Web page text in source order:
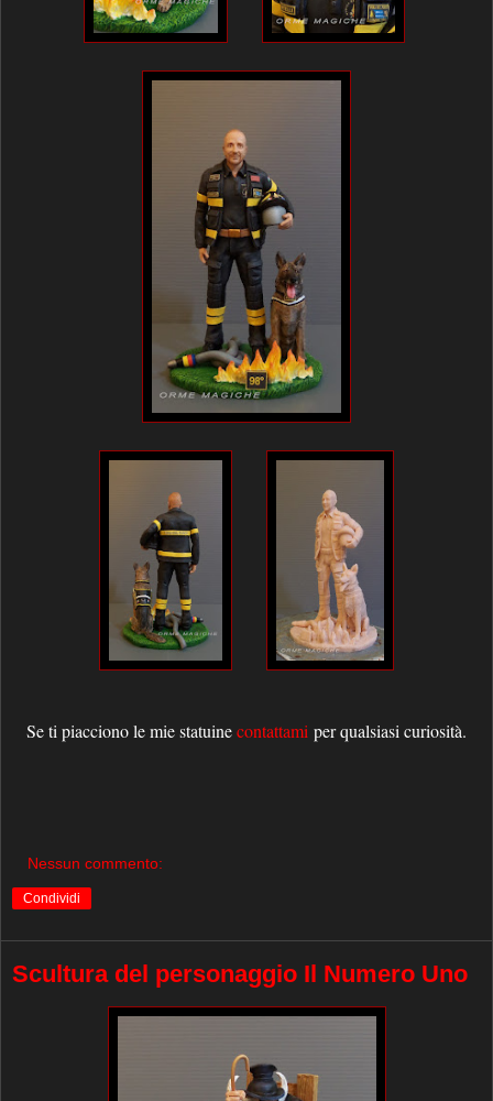
Se ti piacciono le mie statuinecontattami per qualsiasi curiosità.
Nessun commento:
Condividi
Scultura del personaggio Il Numero Uno